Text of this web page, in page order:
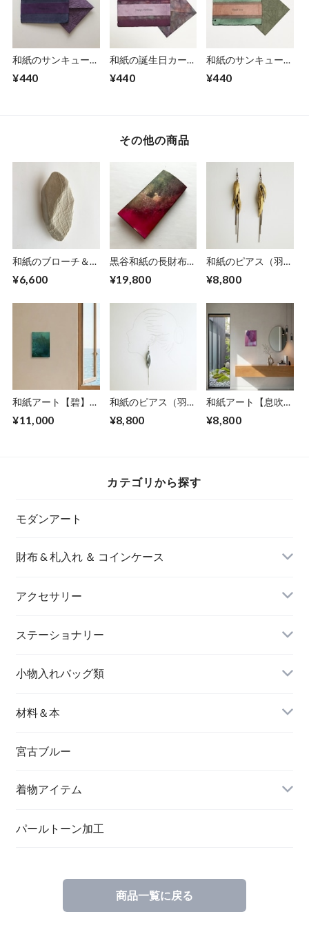
和紙のサンキューカ
（Thankyou009）
¥440
和紙の誕生日カード
¥440
和紙のサンキューカ
（Thankyou008）
¥440
その他の商品
和紙のブローチ＆ペ
LNo.1
¥6,600
黒谷和紙の長財布
¥19,800
和紙のピアス（羽）
¥8,800
和紙アート【碧】
¥11,000
和紙のピアス（羽）
¥8,800
和紙アート【息吹】
¥8,800
カテゴリから探す
モダンアート
財布 & 札入れ ＆ コインケース
長財布
アクセサリー
イヤリング＆ピアス
バングル＆ブレスレット
ペンダント
ブローチ
ステーショナリー
名刺入れ
メッセージカード
一筆箋
小物入れバッグ類
バッグ
材料＆本
ハンドメイドキット
宮古ブルー
着物アイテム
パールトーン加工
商品一覧に戻る